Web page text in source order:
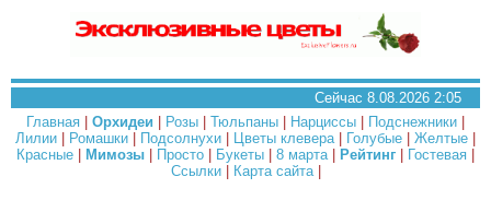
Сейчас 8.08.2026 2:05
Главная
Орхидеи Розы Тюльпаны Нарциссы Подснежники
Лилии
Ромашки Подсолнухи Цветы клевера| Голубые Желтые
Красные
Мимозы Просто Букеты 8 марта| Рейтинг Гостевая
Ссылки| Карта сайта|